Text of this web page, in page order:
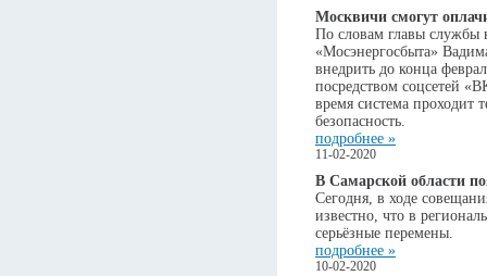
Москвичи смогут
По словам главы службы
«Мосэнергосбыта»
внедрить до конца
посредством соцсетей
время система проходит
безопасность.
подробнее »
11-02-2020
В Самарской области
Сегодня, в ходе
известно, что в
серьёзные перемены.
подробнее »
10-02-2020